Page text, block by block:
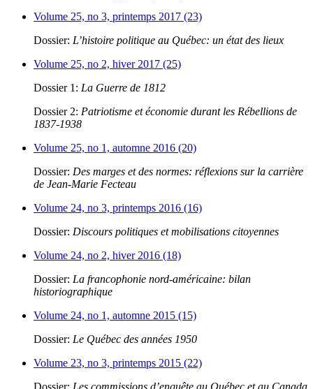
Volume 25, no 3, printemps 2017 (23)
Dossier: L’histoire politique au Québec: un état des lieux
Volume 25, no 2, hiver 2017 (25)
Dossier 1: La Guerre de 1812
Dossier 2: Patriotisme et économie durant les Rébellions de
1837-1938
Volume 25, no 1, automne 2016 (20)
Dossier: Des marges et des normes: réflexions sur la carrière
de Jean-Marie Fecteau
Volume 24, no 3, printemps 2016 (16)
Dossier: Discours politiques et mobilisations citoyennes
Volume 24, no 2, hiver 2016 (18)
Dossier: La francophonie nord-américaine: bilan
historiographique
Volume 24, no 1, automne 2015 (15)
Dossier: Le Québec des années 1950
Volume 23, no 3, printemps 2015 (22)